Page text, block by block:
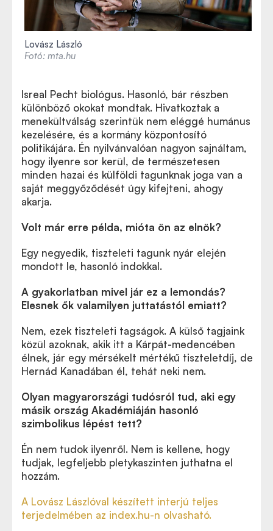
Lovász László
Fotó: mta.hu
Isreal Pecht biológus. Hasonló, bár részben
különböző okokat mondtak. Hivatkoztak a
menekültválság szerintük nem eléggé humánus
kezelésére, és a kormány központosító
politikájára. Én nyilvánvalóan nagyon sajnáltam,
hogy ilyenre sor kerül, de természetesen
minden hazai és külföldi tagunknak joga van a
saját meggyőződését úgy kifejteni, ahogy
akarja.
Volt már erre példa, mióta ön az elnök?
Egy negyedik, tiszteleti tagunk nyár elején
mondott le, hasonló indokkal.
A gyakorlatban mivel jár ez a lemondás?
Elesnek ők valamilyen juttatástól emiatt?
Tovább kell növelni az Akadémia súlyát - az mta.hu
által Lovász Lászlóval korábban készített interjú
Nem, ezek tiszteleti tagságok. A külső tagjaink
közül azoknak, akik itt a Kárpát-medencében
élnek, jár egy mérsékelt mértékű tiszteletdíj, de
Hernád Kanadában él, tehát neki nem.
Olyan magyarországi tudósról tud, aki egy
másik ország Akadémiáján hasonló
szimbolikus lépést tett?
Én nem tudok ilyenről. Nem is kellene, hogy
tudjak, legfeljebb pletykaszinten juthatna el
hozzám.
A Lovász Lászlóval készített interjú teljes
terjedelmében az index.hu-n olvasható.